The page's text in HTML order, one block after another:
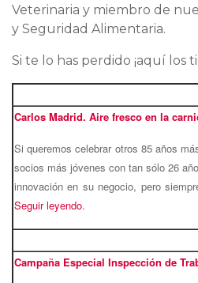
Veterinaria y miembro de
y Seguridad Alimentaria.
Si te lo has perdido ¡aquí los
Carlos Madrid. Aire fresco en la
Si queremos celebrar otros 85 años
socios más jóvenes con tan sólo 26
innovación en su negocio, pero
Seguir leyendo.
Campaña Especial Inspección de